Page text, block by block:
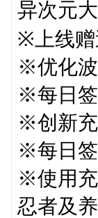
异次元
※上线赠
※优化
※每日签
※创新
※每日
※使用
忍者及